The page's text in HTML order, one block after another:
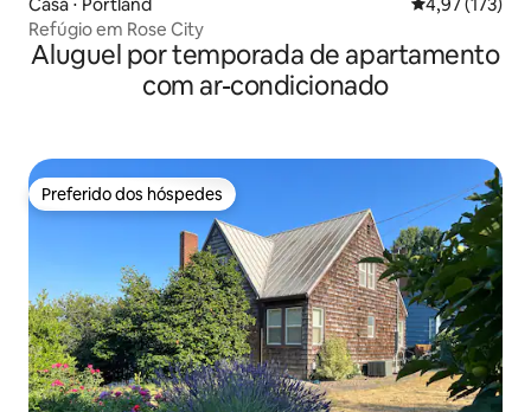
Refúgio em Rose City
Aluguel por temporada de apartamento
com ar-condicionado
Preferido dos hóspedes
Preferido dos hóspedes